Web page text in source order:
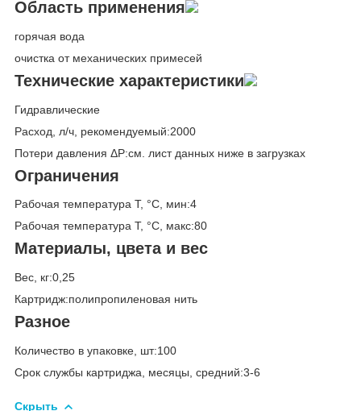
Область применения
горячая вода
очистка от механических примесей
Технические характеристики
Гидравлические
Расход, л/ч, рекомендуемый:2000
Потери давления ΔP:см. лист данных ниже в загрузках
Ограничения
Рабочая температура T, °C, мин:4
Рабочая температура T, °C, макс:80
Материалы, цвета и вес
Вес, кг:0,25
Картридж:полипропиленовая нить
Разное
Количество в упаковке, шт:100
Срок службы картриджа, месяцы, средний:3-6
Скрыть